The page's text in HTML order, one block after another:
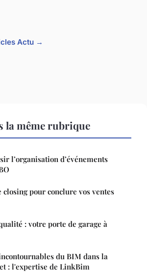
Actu →
la même rubrique
l’organisation d’événements
pour conclure vos ventes
: votre porte de garage à
du BIM dans la
: l'expertise de LinkBim